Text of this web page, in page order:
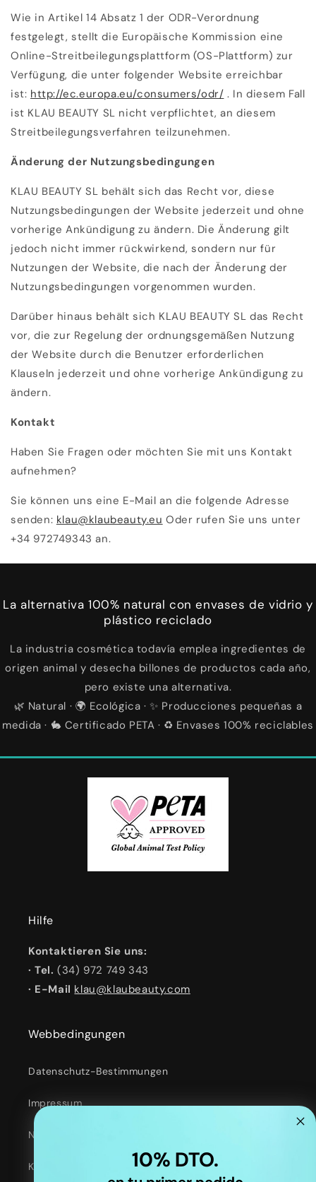
Wie in Artikel 14 Absatz 1 der ODR-Verordnung
festgelegt, stellt die Europäische Kommission eine
Online-Streitbeilegungsplattform (OS-Plattform) zur
Verfügung, die unter folgender Website erreichbar
ist: http://ec.europa.eu/consumers/odr/ . In diesem Fall
ist KLAU BEAUTY SL nicht verpflichtet, an diesem
Streitbeilegungsverfahren teilzunehmen.
Änderung der Nutzungsbedingungen
KLAU BEAUTY SL behält sich das Recht vor, diese
Nutzungsbedingungen der Website jederzeit und ohne
vorherige Ankündigung zu ändern. Die Änderung gilt
jedoch nicht immer rückwirkend, sondern nur für
Nutzungen der Website, die nach der Änderung der
Nutzungsbedingungen vorgenommen wurden.
Darüber hinaus behält sich KLAU BEAUTY SL das Recht
vor, die zur Regelung der ordnungsgemäßen Nutzung
der Website durch die Benutzer erforderlichen
Klauseln jederzeit und ohne vorherige Ankündigung zu
ändern.
Kontakt
Haben Sie Fragen oder möchten Sie mit uns Kontakt
aufnehmen?
Sie können uns eine E-Mail an die folgende Adresse
senden: klau@klaubeauty.eu Oder rufen Sie uns unter
+34 972749343 an.
La alternativa 100% natural con envases de vidrio y
plástico reciclado
La industria cosmética todavía emplea ingredientes de
origen animal y desecha billones de productos cada año,
pero existe una alternativa.
🌿 Natural · 🌍 Ecológica · ✨ Producciones pequeñas a
medida · 🐇 Certificado PETA · ♻️ Envases 100% reciclables
Hilfe
Kontaktieren Sie uns:
· Tel. (34) 972 749 343
· E-Mail klau@klaubeauty.com
Webbedingungen
Datenschutz-Bestimmungen
Impressum
Nutzungsbedingungen
Kontaktinformationen 10% DTO.